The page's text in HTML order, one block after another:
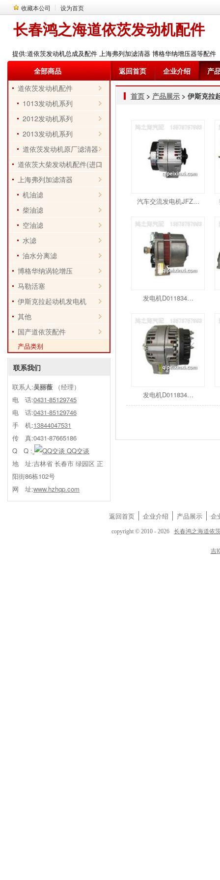
收藏本公司 设为首页
长春鸿之海道依茨发动机配件
提供:道依茨发动机总成及配件 上海弗列加滤清器 博格华纳增压器等配件
全部商品 返回首页 企业介绍
产
道依茨发动机配件
1013发动机系列
2012发动机系列
2013发动机系列
道依茨发动机原厂滤清器
道依茨大柴发动机配件(进口
件)
上海弗列加滤清器
机油滤
柴油滤
空油滤
水滤
油水分离滤
博格华纳涡轮增压
马勒活塞
伊斯克拉起动机发电机
其他
国产道依茨配件
产品类别
联系我们
联系人:吴丽薇 （经理）
电 话:0431-85129745
电 话:0431-85129746
手 机:13844047531
传 真:0431-87665186
Q Q :
QQ交谈
地 址:吉林省 长春市 绿园区 正
阳街86栋102号
网 址:www.hzhqp.com
首页 > 产品展示 > 伊斯克拉
汽车交流发电机JFZ…
发电机D011834…
发电机D011834…
返回首页 企业介绍 产品展示 企
copyright © 2010 - 2026 长春鸿之海道依
吉